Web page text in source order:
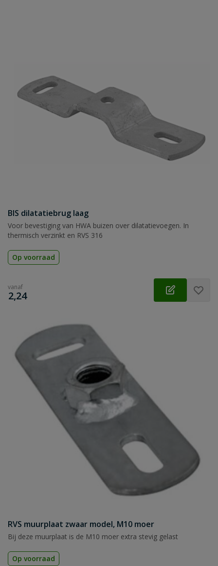
BIS dilatatiebrug laag
Voor bevestiging van HWA buizen over dilatatievoegen. In
thermisch verzinkt en RVS 316
Op voorraad
vanaf
€
2,24
RVS muurplaat zwaar model, M10 moer
Bij deze muurplaat is de M10 moer extra stevig gelast
Op voorraad